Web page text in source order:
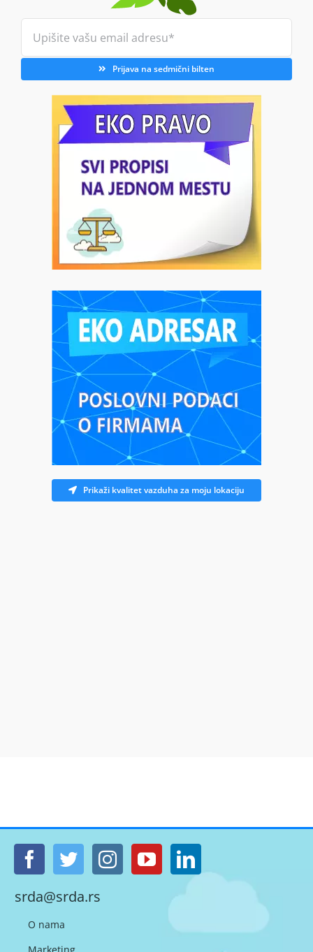
Prijava na sedmični bilten
Prikaži kvalitet vazduha za moju lokaciju
srda@srda.rs
O nama